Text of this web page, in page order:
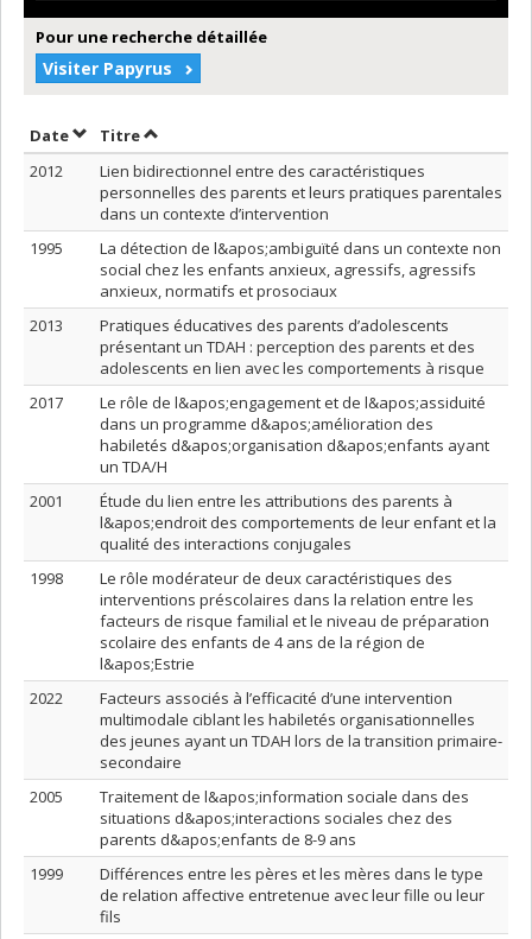
Pour une recherche détaillée
Visiter Papyrus
DateTrier par date en ordre croissant
TitreTrier par titre en ordre croissant
2012
Lien bidirectionnel entre des caractéristiques
personnelles des parents et leurs pratiques parentales
dans un contexte d’intervention
1995
La détection de l&apos;ambiguïté dans un contexte non
social chez les enfants anxieux, agressifs, agressifs
anxieux, normatifs et prosociaux
2013
Pratiques éducatives des parents d’adolescents
présentant un TDAH : perception des parents et des
adolescents en lien avec les comportements à risque
2017
Le rôle de l&apos;engagement et de l&apos;assiduité
dans un programme d&apos;amélioration des
habiletés d&apos;organisation d&apos;enfants ayant
un TDA/H
2001
Étude du lien entre les attributions des parents à
l&apos;endroit des comportements de leur enfant et la
qualité des interactions conjugales
1998
Le rôle modérateur de deux caractéristiques des
interventions préscolaires dans la relation entre les
facteurs de risque familial et le niveau de préparation
scolaire des enfants de 4 ans de la région de
l&apos;Estrie
2022
Facteurs associés à l’efficacité d’une intervention
multimodale ciblant les habiletés organisationnelles
des jeunes ayant un TDAH lors de la transition primaire-
secondaire
2005
Traitement de l&apos;information sociale dans des
situations d&apos;interactions sociales chez des
parents d&apos;enfants de 8-9 ans
1999
Différences entre les pères et les mères dans le type
de relation affective entretenue avec leur fille ou leur
fils